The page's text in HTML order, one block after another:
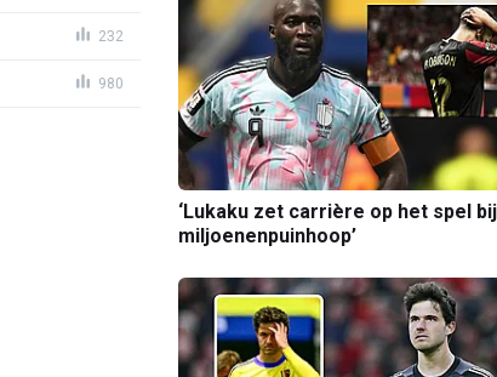
232
980
‘Lukaku zet carrière op het spel bij
miljoenenpuinhoop’